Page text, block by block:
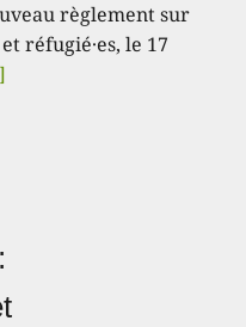
règlement sur
réfugié·es, le 17